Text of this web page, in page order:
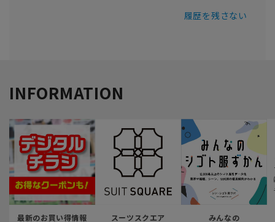
履歴を残さない
INFORMATION
最新のお買い得情報
スーツスクエア
みんなの